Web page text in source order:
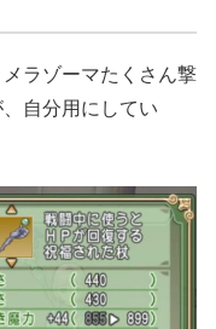
ラゾーマたくさん撃
自分用にしてい